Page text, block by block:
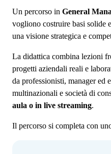
Iscrizione
Borse di studio e
Open Day
Un percorso in General
vogliono costruire basi solide
una visione strategica e
La didattica combina lezioni
progetti aziendali reali e
da professionisti, manager ed
multinazionali e società di
aula o in live streaming.
Il percorso si completa con